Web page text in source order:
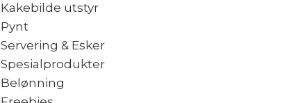
Kakebilde utstyr
Pynt
Servering & Esker
Spesialprodukter
Belønning